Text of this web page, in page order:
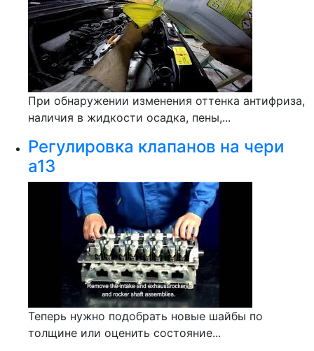
При обнаружении изменения оттенка антифриза,
наличия в жидкости осадка, пены,...
Регулировка клапанов на чери
а13
Теперь нужно подобрать новые шайбы по
толщине или оценить состояние...